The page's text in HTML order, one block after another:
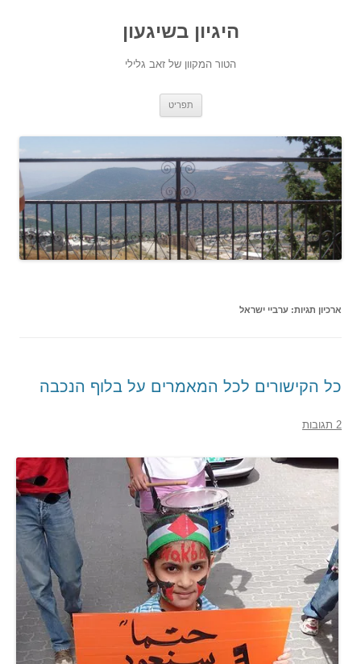
היגיון בשיגעון
הטור המקוון של זאב גלילי
תפריט
ארכיון תגיות: ערביי ישראל
כל הקישורים לכל המאמרים על בלוף הנכבה
2 תגובות